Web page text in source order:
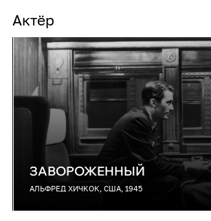
Актёр
ЗАВОРОЖЕННЫЙ
АЛЬФРЕД ХИЧКОК, США, 1945